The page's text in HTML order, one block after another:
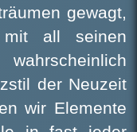
gewagt,
all seinen
der Neuzeit
wir Elemente